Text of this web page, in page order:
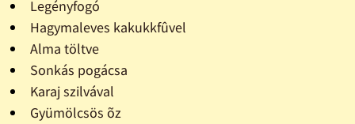
Legényfogó
Hagymaleves kakukkfûvel
Alma töltve
Sonkás pogácsa
Karaj szilvával
Gyümölcsös õz